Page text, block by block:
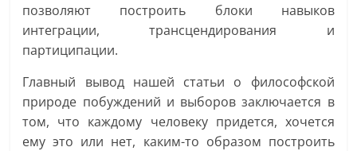
позволяют построить блоки навыков
интеграции, трансцендирования и
партиципации.
Главный вывод нашей статьи о философской
природе побуждений и выборов заключается в
том, что каждому человеку придется, хочется
ему это или нет, каким-то образом построить